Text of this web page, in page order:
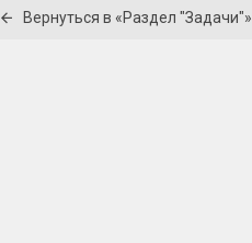
Вернуться в «Раздел "Задачи"»